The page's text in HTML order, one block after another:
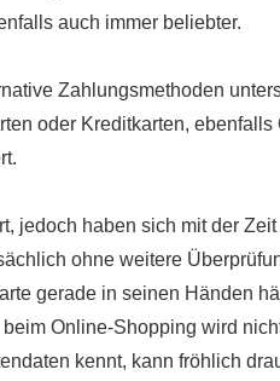
auch immer beliebter.
Zahlungsmethoden
oder Kreditkarten,
jedoch haben sich mit der
ohne weitere
gerade in seinen Händen
Online-Shopping wird
kennt, kann fröhlich